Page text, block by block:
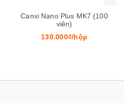
Liquid Calcium+D3
Akophar
130.000₫/hộp